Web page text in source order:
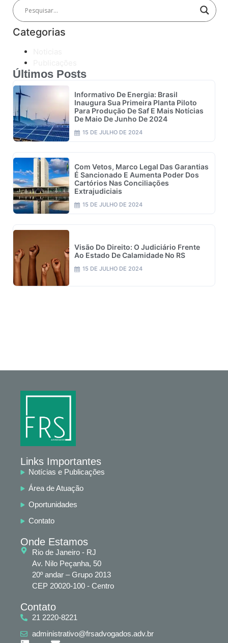
Categorias
Últimos Posts
Informativo De Energia: Brasil
Inaugura Sua Primeira Planta Piloto
Para Produção De Saf E Mais Notícias
De Maio De Junho De 2024
15 DE JULHO DE 2024
Com Vetos, Marco Legal Das Garantias
É Sancionado E Aumenta Poder Dos
Cartórios Nas Conciliações
Extrajudiciais
15 DE JULHO DE 2024
Visão Do Direito: O Judiciário Frente
Ao Estado De Calamidade No RS
15 DE JULHO DE 2024
Links Importantes
Notícias e Publicações
Área de Atuação
Oportunidades
Contato
Onde Estamos
Rio de Janeiro - RJ
Av. Nilo Peçanha, 50
20º andar – Grupo 2013
CEP 20020-100 - Centro
Contato
21 2220-8221
administrativo@frsadvogados.adv.br